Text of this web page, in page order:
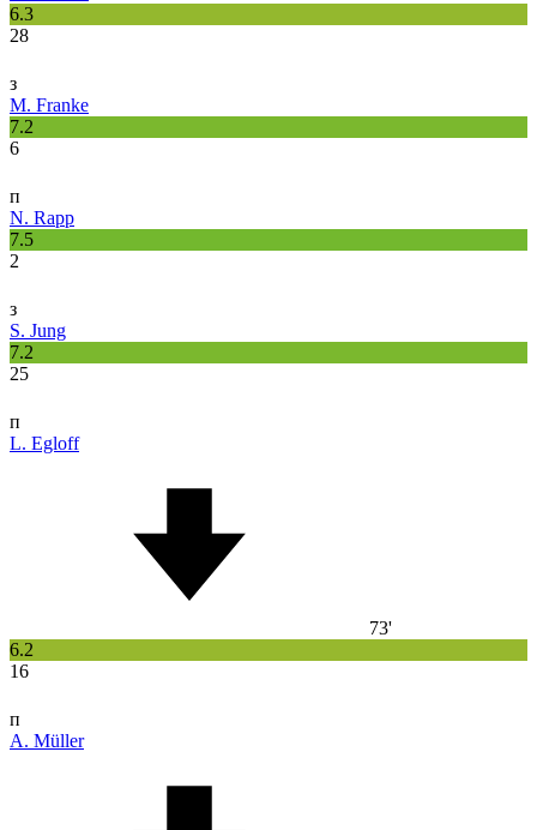
6.3
28
з
M. Franke
7.2
6
п
N. Rapp
7.5
2
з
S. Jung
7.2
25
п
L. Egloff
73'
6.2
16
п
A. Müller